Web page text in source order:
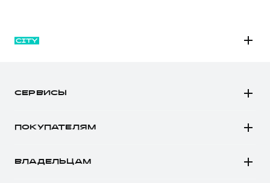
СЕРВИСЫ
ПОКУПАТЕЛЯМ
Конфигуратор HAVAL
ВЛАДЕЛЬЦАМ